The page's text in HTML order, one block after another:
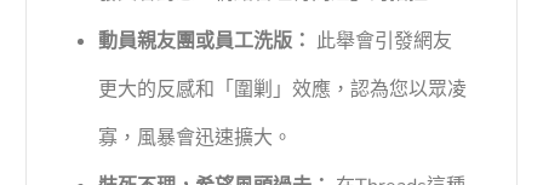
動員親友團或員工洗版： 此舉會引發網友
更大的反感和「圍剿」效應，認為您以眾凌
寡，風暴會迅速擴大。